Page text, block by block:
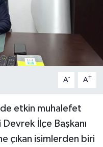
A- A+
etkin muhalefet
İlçe Başkanı
çıkan isimlerden biri